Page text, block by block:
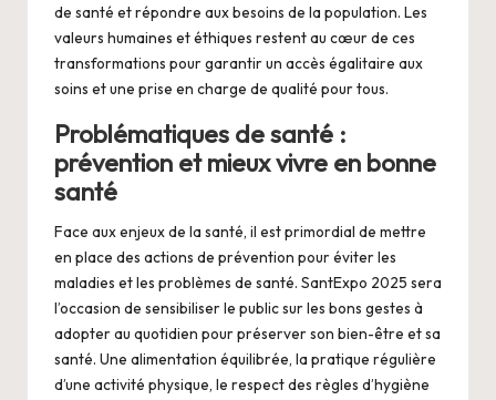
de santé et répondre aux besoins de la population. Les
valeurs humaines et éthiques restent au cœur de ces
transformations pour garantir un accès égalitaire aux
soins et une prise en charge de qualité pour tous.
Problématiques de santé :
prévention et mieux vivre en bonne
santé
Face aux enjeux de la santé, il est primordial de mettre
en place des actions de prévention pour éviter les
maladies et les problèmes de santé. SantExpo 2025 sera
l’occasion de sensibiliser le public sur les bons gestes à
adopter au quotidien pour préserver son bien-être et sa
santé. Une alimentation équilibrée, la pratique régulière
d’une activité physique, le respect des règles d’hygiène